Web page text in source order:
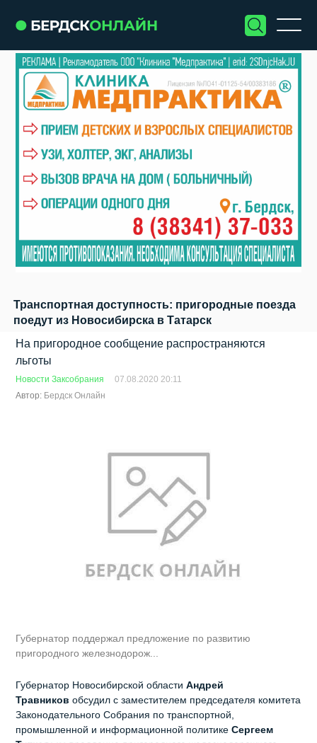
Транспортная доступность: пригородные поезда
поедут из Новосибирска в Татарск
На пригородное сообщение распространяются
льготы
Новости Заксобрания
07.08.2020 20:11
Автор: Бердск Онлайн
Губернатор поддержал предложение по развитию
пригородного железнодорож...
Губернатор Новосибирской областиАндрей
Травников обсудил с заместителем председателя комитета
Законодательного Собрания по транспортной,
промышленной и информационной политикеСергеем